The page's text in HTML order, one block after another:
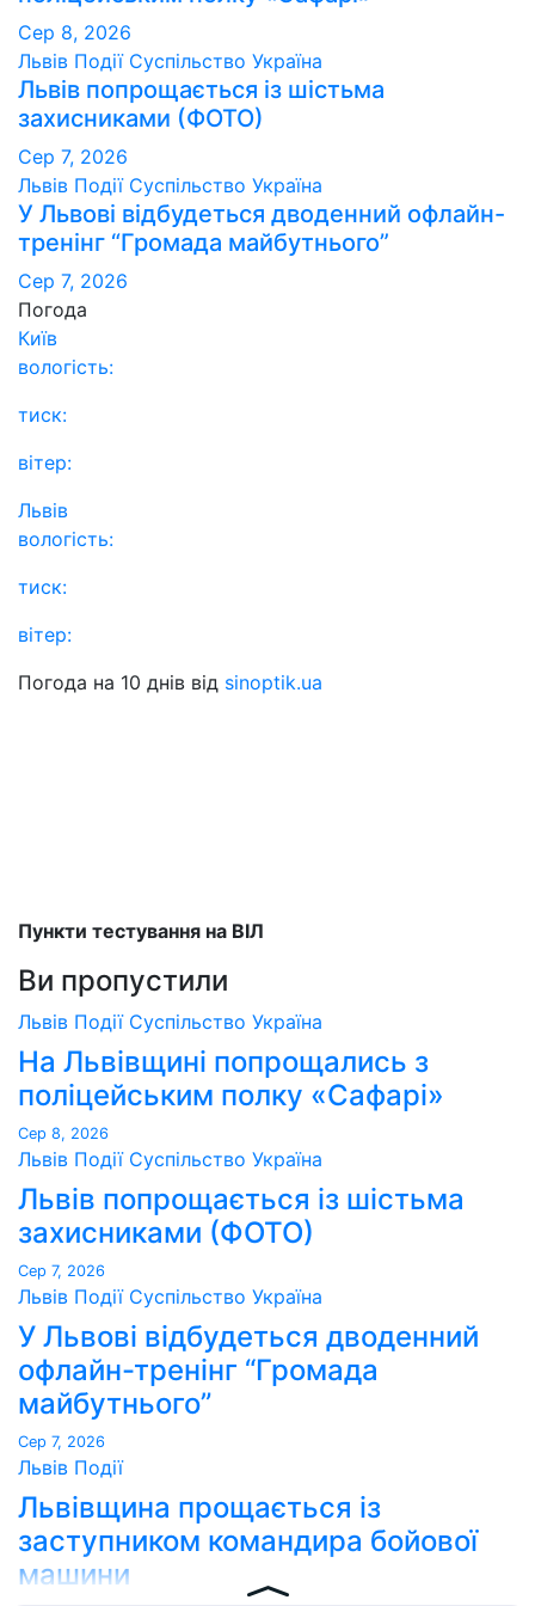
Сер 8, 2026
Львів Події Суспільство Україна
Львів попрощається із шістьма
захисниками (ФОТО)
Сер 7, 2026
Львів Події Суспільство Україна
У Львові відбудеться дводенний офлайн-
тренінг “Громада майбутнього”
Сер 7, 2026
Погода
Київ
вологість:
тиск:
вітер:
Львів
вологість:
тиск:
вітер:
Погода на 10 днів від sinoptik.ua
Пункти тестування на ВІЛ
Ви пропустили
Львів Події Суспільство Україна
На Львівщині попрощались з
поліцейським полку «Сафарі»
Сер 8, 2026
Львів Події Суспільство Україна
Львів попрощається із шістьма
захисниками (ФОТО)
Сер 7, 2026
Львів Події Суспільство Україна
У Львові відбудеться дводенний
офлайн-тренінг “Громада
майбутнього”
Сер 7, 2026
Львів Події
Львівщина прощається із
заступником командира бойової
машини